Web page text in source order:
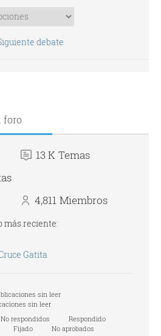
debate
foro
13 K Temas
4,811 Miembros
más reciente:
Gatita
sin leer
sin leer
No respondidos
Respondido
Fijado
No aprobados